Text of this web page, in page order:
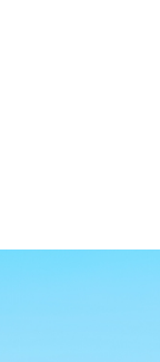
DE NERATAT